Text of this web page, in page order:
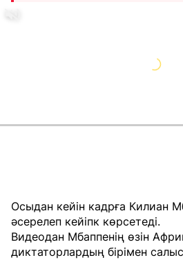
Осыдан кейін кадрға Килиан
әсерелеп кейіпк көрсетеді.
Видеодан Мбаппенің өзін
диктаторлардың бірімен